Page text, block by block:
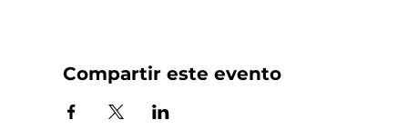
Compartir este evento